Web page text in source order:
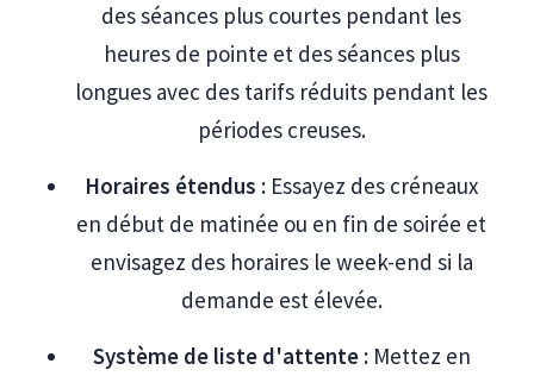
des séances plus courtes pendant les
heures de pointe et des séances plus
longues avec des tarifs réduits pendant les
périodes creuses.
Horaires étendus : Essayez des créneaux
en début de matinée ou en fin de soirée et
envisagez des horaires le week-end si la
demande est élevée.
Système de liste d'attente :Mettez en